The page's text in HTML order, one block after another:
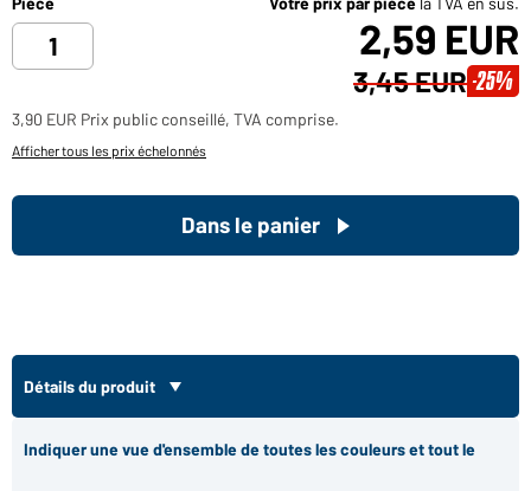
2,59 EUR
3,45 EUR -25%
3,90 EUR Prix public conseillé, TVA comprise.
Afficher tous les prix échelonnés
Dans le panier
Détails du produit
Indiquer une vue d'ensemble de toutes les couleurs et tout le